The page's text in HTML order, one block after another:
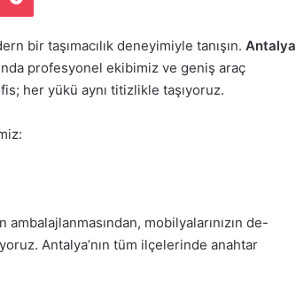
bir taşımacılık deneyimiyle tanışın. Antalya
profesyonel ekibimiz ve geniş araç
her yükü aynı titizlikle taşıyoruz.
ambalajlanmasından, mobilyalarınızın de-
Antalya’nın tüm ilçelerinde anahtar